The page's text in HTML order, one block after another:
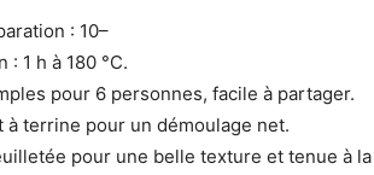
: 10–
: 1 h à 180 °C.
pour 6 personnes, facile à partager.
à terrine pour un démoulage net.
pour une belle texture et tenue à